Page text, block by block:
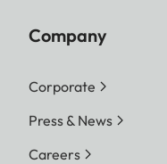
Company
Corporate
Press & News
Careers